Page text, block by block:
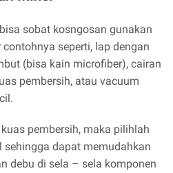
sobat kosngosan gunakan
seperti, lap dengan
(bisa kain microfiber), cairan
pembersih, atau vacuum
pembersih, maka pilihlah
sehingga dapat memudahkan
debu di sela – sela komponen